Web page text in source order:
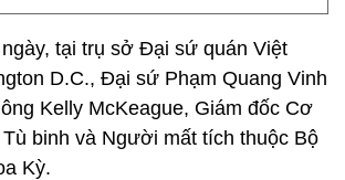
tại trụ sở Đại sứ quán Việt
D.C., Đại sứ Phạm Quang Vinh
Kelly McKeague, Giám đốc Cơ
binh và Người mất tích thuộc Bộ
Kỳ.